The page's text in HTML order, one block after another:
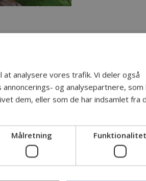
og et krogtackle af 60 cm 7strand
hvor ved agnfisken får liv og
er vigtig med hurtigt modhug
analysere vores trafik. Vi deler også
og analysepartnere, som
dem, eller som de har indsamlet fra
Målretning Funktionalitet